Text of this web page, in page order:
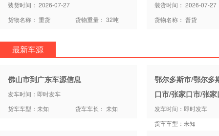
装货时间： 2026-07-27
货物名称： 重货
货物重量： 32吨
装货时间： 2026-07-27
货物名称： 普货
最新车源
佛山市到广东车源信息
发车时间：即时发车
货车车型：未知
货车车长： 未知
鄂尔多斯市/鄂尔多
口市/张家口市/张
发车时间：即时发车
货车车型：未知